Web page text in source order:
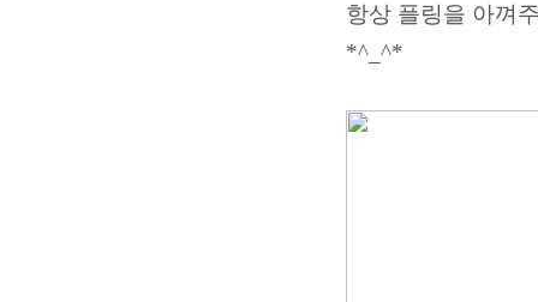
항상 플링을 아껴
*^_^*